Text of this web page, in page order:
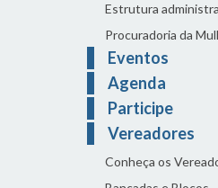
Estrutura
Procuradoria da
Eventos
Agenda
Participe
Vereadores
Conheça os